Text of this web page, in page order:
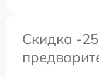
Скидка -